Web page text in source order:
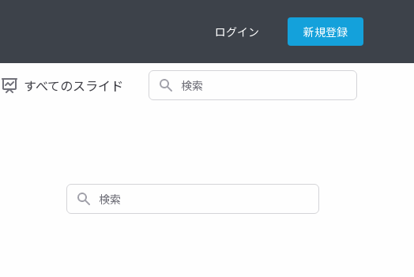
ログイン 新規登録
すべてのスライド 検索
検索